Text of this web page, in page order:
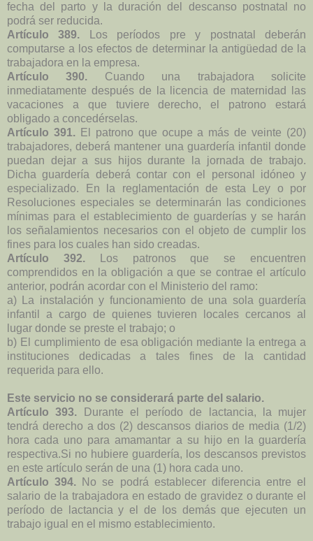
fecha del parto y la duración del descanso postnatal no
podrá ser reducida.
Artículo 389. Los períodos pre y postnatal deberán
computarse a los efectos de determinar la antigüedad de la
trabajadora en la empresa.
Artículo 390. Cuando una trabajadora solicite
inmediatamente después de la licencia de maternidad las
vacaciones a que tuviere derecho, el patrono estará
obligado a concedérselas.
Artículo 391.El patrono que ocupe a más de veinte (20)
trabajadores, deberá mantener una guardería infantil donde
puedan dejar a sus hijos durante la jornada de trabajo.
Dicha guardería deberá contar con el personal idóneo y
especializado. En la reglamentación de esta Ley o por
Resoluciones especiales se determinarán las condiciones
mínimas para el establecimiento de guarderías y se harán
los señalamientos necesarios con el objeto de cumplir los
fines para los cuales han sido creadas.
Artículo 392.Los patronos que se encuentren
comprendidos en la obligación a que se contrae el artículo
anterior, podrán acordar con el Ministerio del ramo:
a) La instalación y funcionamiento de una sola guardería
infantil a cargo de quienes tuvieren locales cercanos al
lugar donde se preste el trabajo; o
b) El cumplimiento de esa obligación mediante la entrega a
instituciones dedicadas a tales fines de la cantidad
requerida para ello.
Este servicio no se considerará parte del salario.
Artículo 393. Durante el período de lactancia, la mujer
tendrá derecho a dos (2) descansos diarios de media (1/2)
hora cada uno para amamantar a su hijo en la guardería
respectiva.Si no hubiere guardería, los descansos previstos
en este artículo serán de una (1) hora cada uno.
Artículo 394. No se podrá establecer diferencia entre el
salario de la trabajadora en estado de gravidez o durante el
período de lactancia y el de los demás que ejecuten un
trabajo igual en el mismo establecimiento.